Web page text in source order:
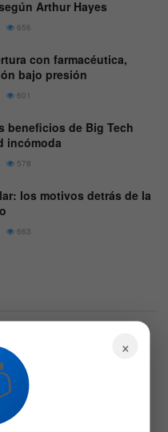
Arthur Hayes
656
con farmacéutica,
bajo presión
601
beneficios de Big Tech
incómoda
578
los motivos detrás de la
663
×